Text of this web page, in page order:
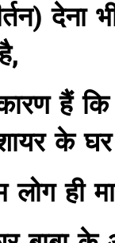
देना
हैं कि
के
ही